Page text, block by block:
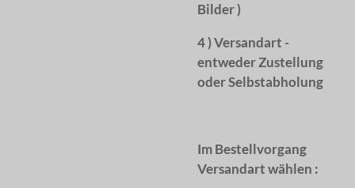
Bilder )
4 ) Versandart -
entweder Zustellung
oder Selbstabholung
Im Bestellvorgang
Versandart wählen :